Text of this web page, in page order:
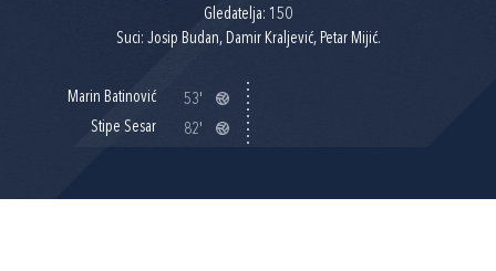
Gledatelja: 150
Suci: Josip Budan, Damir Kraljević, Petar Mijić.
Marin Batinović
53'
Stipe Sesar
82'